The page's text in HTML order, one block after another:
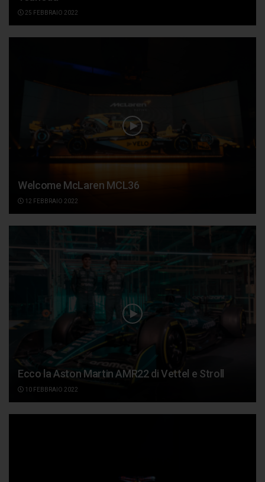
25 FEBBRAIO 2022
Welcome McLaren MCL36
12 FEBBRAIO 2022
Ecco la Aston Martin AMR22 di Vettel e Stroll
10 FEBBRAIO 2022